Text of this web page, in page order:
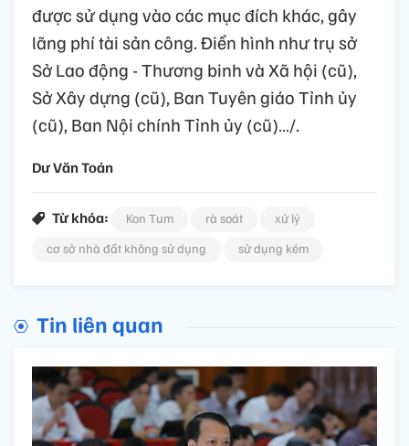
được sử dụng vào các mục đích khác, gây
lãng phí tài sản công. Điển hình như trụ sở
Sở Lao động - Thương binh và Xã hội (cũ),
Sở Xây dựng (cũ), Ban Tuyên giáo Tỉnh ủy
(cũ), Ban Nội chính Tỉnh ủy (cũ)…/.
Dư Văn Toán
Từ khóa: Kon Tum rà soát
xử lý
cơ sở nhà đất không sử dụng
sử dụng kém
Tin liên quan